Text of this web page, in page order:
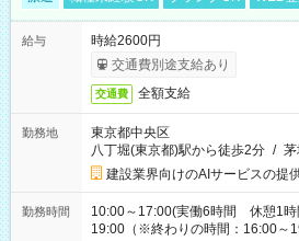
給与
時給2600円
交通費別途支給あり
交通費 全額支給
勤務地
東京都中央区
八丁堀(東京都)駅から徒歩2分 /
建設業界向けのAIサービスの提
勤務時間
10:00～17:00(実働6時間 休憩1
19:00（※終わりの時間：16:00～